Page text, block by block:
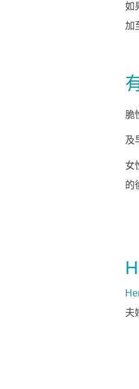
如
加
脆
及
女
的
夫